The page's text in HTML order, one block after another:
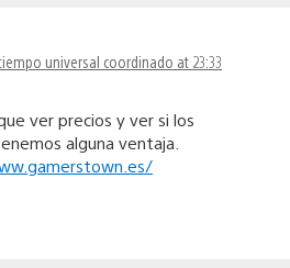
universal coordinado at 23:33
ver precios y ver si los
alguna ventaja.